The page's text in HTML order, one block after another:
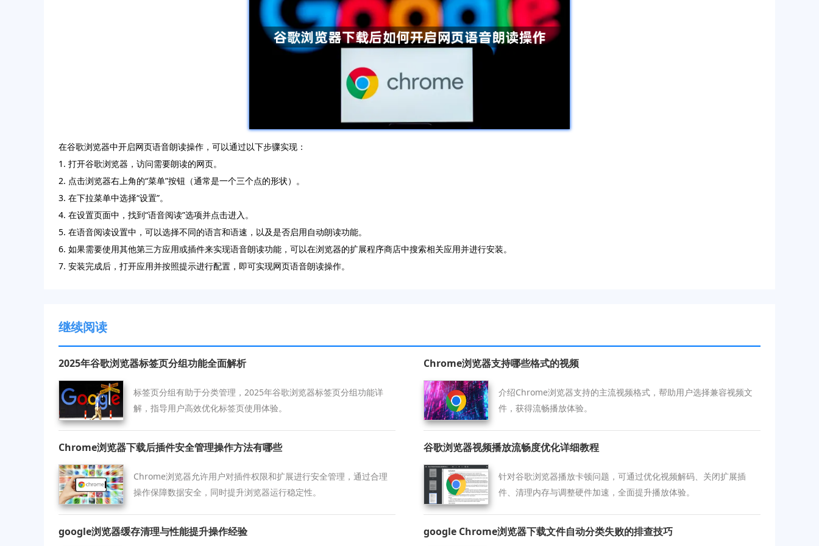
在谷歌浏览器中开启网页语音朗读操作，可以通过以下步骤实现：
1. 打开谷歌浏览器，访问需要朗读的网页。
2. 点击浏览器右上角的“菜单”按钮（通常是一个三个点的形状）。
3. 在下拉菜单中选择“设置”。
4. 在设置页面中，找到“语音阅读”选项并点击进入。
5. 在语音阅读设置中，可以选择不同的语言和语速，以及是否启用自动朗读功能。
6. 如果需要使用其他第三方应用或插件来实现语音朗读功能，可以在浏览器的扩展程序商店中搜索相关应用并进行安装。
7. 安装完成后，打开应用并按照提示进行配置，即可实现网页语音朗读操作。
继续阅读
2025年谷歌浏览器标签页分组功能全面解析
标签页分组有助于分类管理，2025年谷歌浏览器标签页分组功能详
解，指导用户高效优化标签页使用体验。
Chrome浏览器支持哪些格式的视频
介绍Chrome浏览器支持的主流视频格式，帮助用户选择兼容视频文
件，获得流畅播放体验。
Chrome浏览器下载后插件安全管理操作方法有哪些
Chrome浏览器允许用户对插件权限和扩展进行安全管理，通过合理
操作保障数据安全，同时提升浏览器运行稳定性。
谷歌浏览器视频播放流畅度优化详细教程
针对谷歌浏览器播放卡顿问题，可通过优化视频解码、关闭扩展插
件、清理内存与调整硬件加速，全面提升播放体验。
google浏览器缓存清理与性能提升操作经验 google Chrome浏览器下载文件自动分类失败的排查技巧